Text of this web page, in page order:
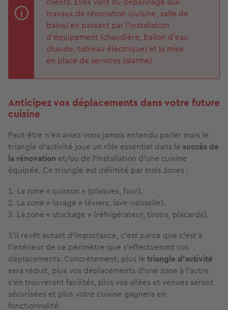
travaux de rénovation (cuisine, salle de
bains) en passant par l’installation
d’équipement (chaudière, ballon d’eau
chaude, tableau électrique) et la mise
en place de services (alarme).
Anticipez vos déplacements dans votre future
cuisine
Peut-être n’en aviez-vous jamais entendu parler mais le
triangle d’activité joue un rôle essentiel dans le succès de
la rénovation et/ou de l’installation d’une cuisine
équipée. Ce triangle est délimité par trois zones :
La zone « cuisson » (plaques, four).
La zone « lavage » (éviers, lave-vaisselle).
La zone « stockage » (réfrigérateur, tiroirs, placards).
S’il revêt autant d’importance, c’est parce que c’est à
l’intérieur de ce périmètre que s’effectueront vos
déplacements. Concrètement, plus le triangle d’activité
sera réduit, plus vos déplacements d’une zone à l’autre
s’en trouveront facilités, plus vos allées et venues seront
sécurisées et plus votre cuisine gagnera en
fonctionnalité.